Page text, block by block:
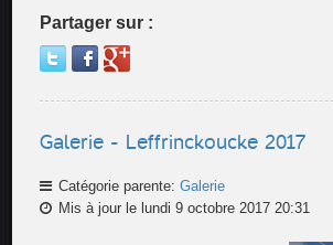
Partager sur :
Galerie - Leffrinckoucke 2017
Catégorie parente:Galerie
Mis à jour le lundi 9 octobre 2017 20:31